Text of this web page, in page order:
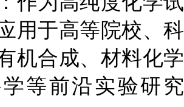
用于高等院校、科
机合成、材料化学
等前沿实验研究